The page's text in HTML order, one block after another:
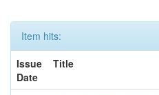
Item hits:
Issue
Date
Title